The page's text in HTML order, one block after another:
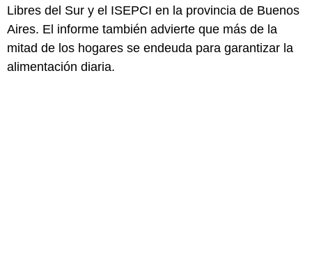
Libres del Sur y el ISEPCI en la provincia de Buenos
Aires. El informe también advierte que más de la
mitad de los hogares se endeuda para garantizar la
alimentación diaria.